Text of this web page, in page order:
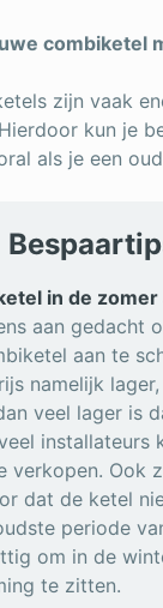
combiketel
zijn vaak
kun je
als je een
in de zomer
aan gedacht
aan te
namelijk
veel lager is
verkopen. Ook
dat de ketel
periode
om in de
te zitten.